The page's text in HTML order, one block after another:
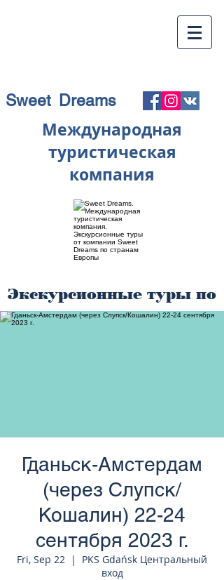
Sweet Dreams
Международная
туристическая
компания
Экскурсионные туры по
странам Европы
Гданьск-Амстердам
(через Слупск/
Кошалин) 22-24
сентября 2023 г.
Fri, Sep 22
  |
PKS Gdańsk Центральный
вход